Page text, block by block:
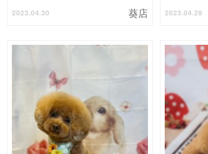
2023.04.30 葵店 2023.04.29